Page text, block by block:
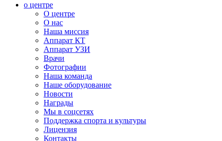
о центре
О центре
О нас
Наша миссия
Аппарат КТ
Аппарат УЗИ
Врачи
Фотографии
Наша команда
Наше оборудование
Новости
Награды
Мы в соцсетях
Поддержка спорта и культуры
Лицензия
Контакты